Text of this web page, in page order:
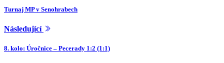
Turnaj MP v Senohrabech
Následující
8. kolo: Úročnice – Pecerady 1:2 (1:1)